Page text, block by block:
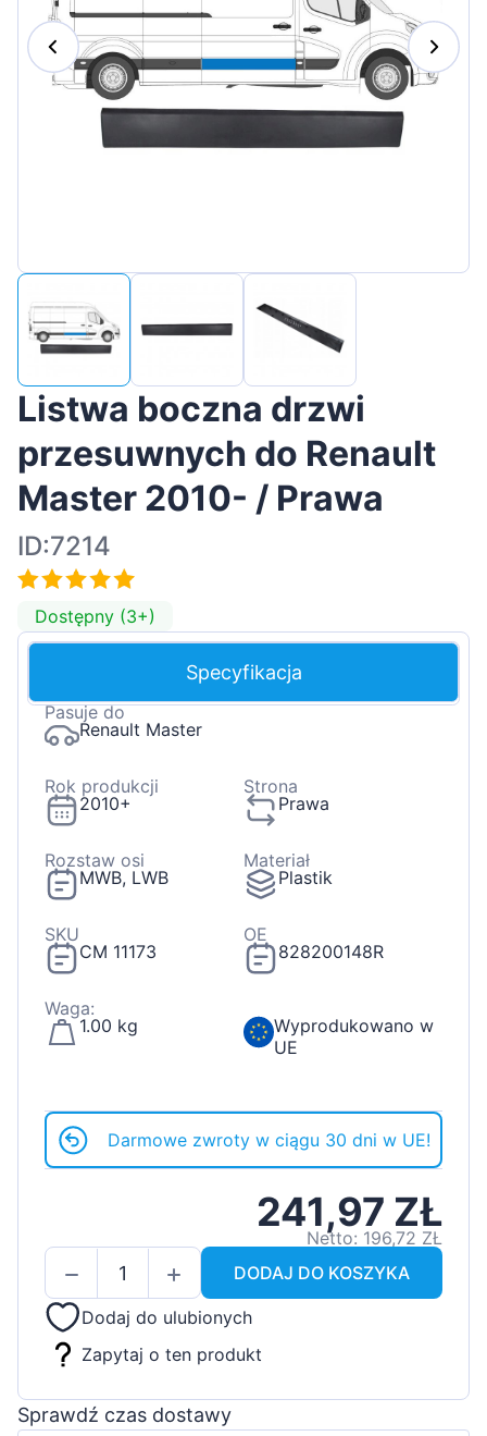
Lietuvių
Hrvatski
Português
Slovenian
Listwa boczna drzwi
przesuwnych do Renault
Master 2010- / Prawa
ID:7214
Dostępny (3+)
Specyfikacja
Pasuje do
Renault Master
Rok produkcji
2010+
Strona
Prawa
Rozstaw osi
MWB, LWB
Materiał
Plastik
SKU
CM 11173
OE
828200148R
Waga:
1.00 kg
Wyprodukowano w
UE
Darmowe zwroty w ciągu 30 dni w UE!
241,97 ZŁ
Netto: 196,72 ZŁ
DODAJ DO KOSZYKA
Dodaj do ulubionych
Zapytaj o ten produkt
Sprawdź czas dostawy